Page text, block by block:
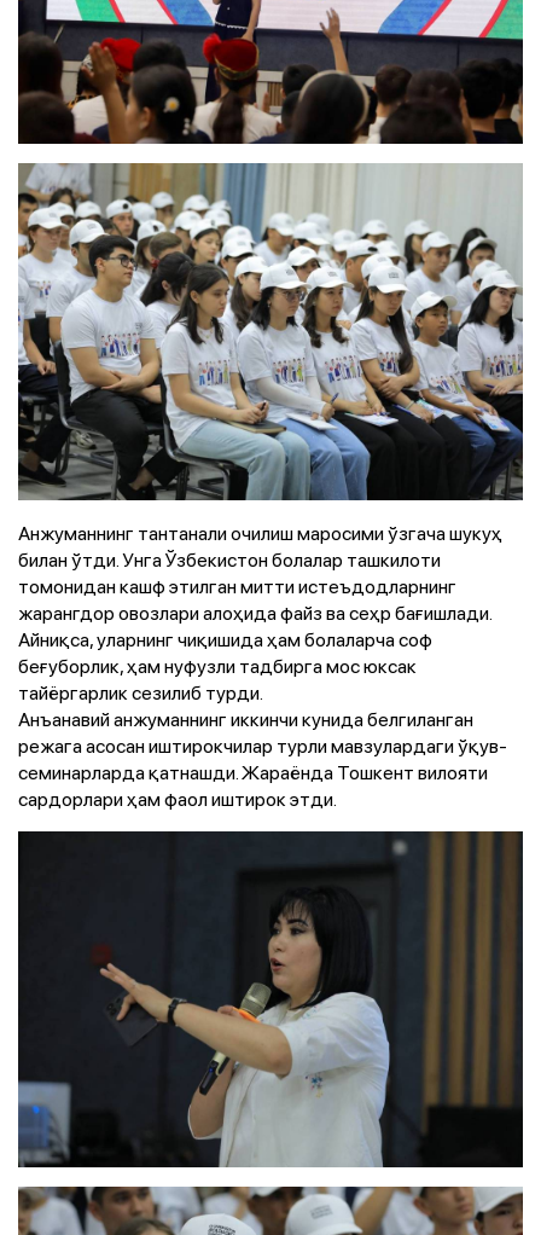
Анжуманнинг тантанали очилиш маросими ўзгача шукуҳ
билан ўтди. Унга Ўзбекистон болалар ташкилоти
томонидан кашф этилган митти истеъдодларнинг
жарангдор овозлари алоҳида файз ва сеҳр бағишлади.
Айниқса, уларнинг чиқишида ҳам болаларча соф
беғуборлик, ҳам нуфузли тадбирга мос юксак
тайёргарлик сезилиб турди.
Анъанавий анжуманнинг иккинчи кунида белгиланган
режага асосан иштирокчилар турли мавзулардаги ўқув-
семинарларда қатнашди. Жараёнда Тошкент вилояти
сардорлари ҳам фаол иштирок этди.